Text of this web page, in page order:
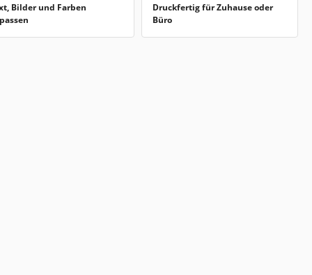
Bilder und Farben
Druckfertig für Zuhause oder
Büro